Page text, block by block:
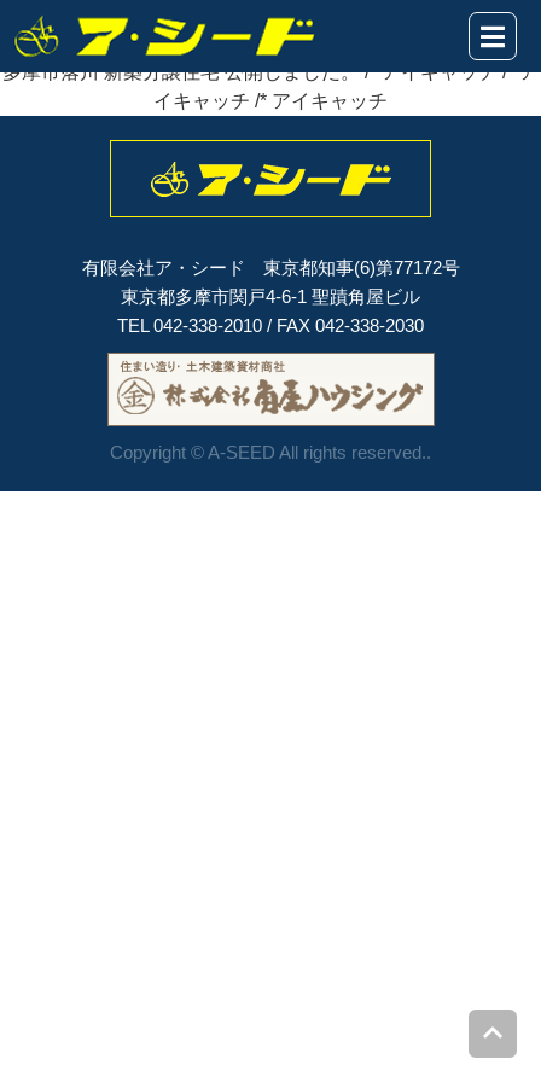
2021年02月01日
多摩市落川 新築分譲住宅公開
多摩市落川 新築分譲住宅 公開しました。 /* アイキャッチ /* ア
イキャッチ /* アイキャッチ
有限会社ア・シード 東京都知事(6)第77172号
東京都多摩市関戸4-6-1 聖蹟角屋ビル
TEL 042-338-2010 / FAX 042-338-2030
Copyright © A-SEED All rights reserved..